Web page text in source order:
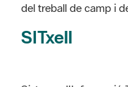
del treball de camp i
SITxell